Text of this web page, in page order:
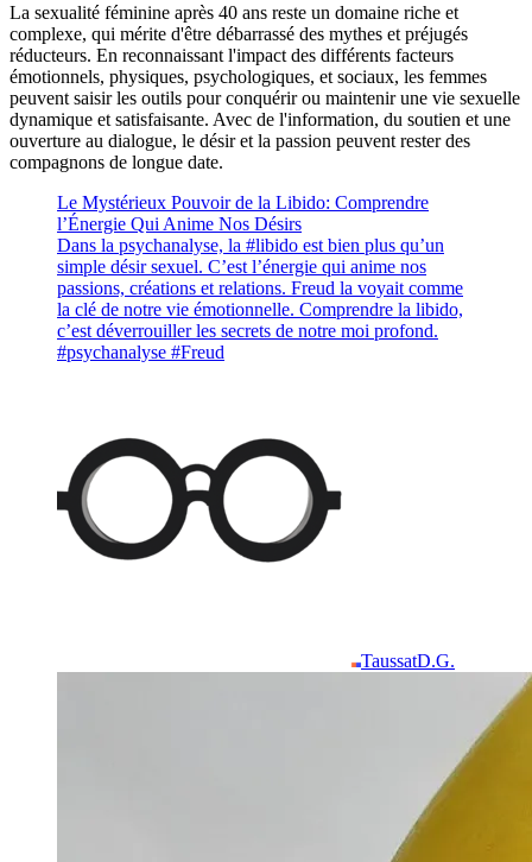
La sexualité féminine après 40 ans reste un domaine riche et
complexe, qui mérite d'être débarrassé des mythes et préjugés
réducteurs. En reconnaissant l'impact des différents facteurs
émotionnels, physiques, psychologiques, et sociaux, les femmes
peuvent saisir les outils pour conquérir ou maintenir une vie sexuelle
dynamique et satisfaisante. Avec de l'information, du soutien et une
ouverture au dialogue, le désir et la passion peuvent rester des
compagnons de longue date.
Le Mystérieux Pouvoir de la Libido: Comprendre
l’Énergie Qui Anime Nos Désirs
Dans la psychanalyse, la #libido est bien plus qu’un
simple désir sexuel. C’est l’énergie qui anime nos
passions, créations et relations. Freud la voyait comme
la clé de notre vie émotionnelle. Comprendre la libido,
c’est déverrouiller les secrets de notre moi profond.
#psychanalyse #Freud
TaussatD.G.